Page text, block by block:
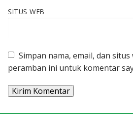
SITUS WEB
Simpan nama, email, dan situs
peramban ini untuk komentar